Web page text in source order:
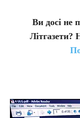
Ви досі не
Літгазети?